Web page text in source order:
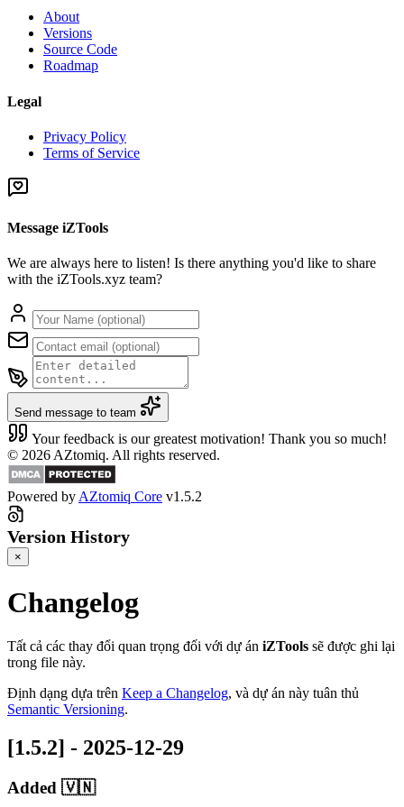
About
Versions
Source Code
Roadmap
Legal
Privacy Policy
Terms of Service
Message iZTools
We are always here to listen! Is there anything you'd like to share
with the iZTools.xyz team?
Send message to team
Your feedback is our greatest motivation! Thank you so much!
© 2026 AZtomiq. All rights reserved.
Powered by AZtomiq Core v1.5.2
Version History
×
Changelog
Tất cả các thay đổi quan trọng đối với dự án iZTools sẽ được ghi lại
trong file này.
Định dạng dựa trên Keep a Changelog, và dự án này tuân thủ
Semantic Versioning.
[1.5.2] - 2025-12-29
Added 🇻🇳